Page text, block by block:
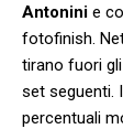
Antonini e
fotofinish.
tirano fuori
set seguenti.
percentuali